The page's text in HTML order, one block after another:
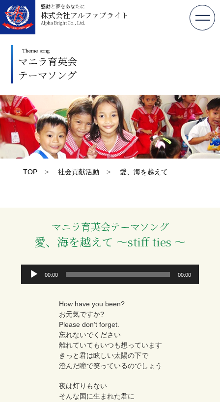
感動と夢をあなたに
株式会社アルファブライト
Alpha Bright Co., Ltd.
Theme song
マニラ育英会
テーマソング
TOP > 社会貢献活動 > 愛、海を越えて
マニラ育英会テーマソング
愛、海を越えて 〜stiff ties 〜
00:00 00:00
How have you been?
お元気ですか?
Please don’t forget.
忘れないでください
離れていてもいつも想っています
きっと君は眩しい太陽の下で
澄んだ瞳で笑っているのでしょう
夜は灯りもない
そんな国に生まれた君に